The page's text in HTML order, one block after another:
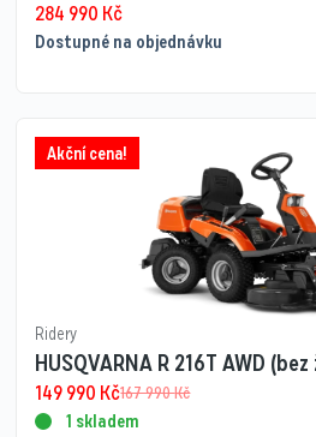
284 990 Kč
Dostupné na objednávku
Akční cena!
Ridery
HUSQVARNA R 216T AWD
167 990Kč
149 990 Kč
1 skladem